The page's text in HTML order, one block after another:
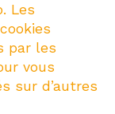
Les
par les
vous
sur d’autres